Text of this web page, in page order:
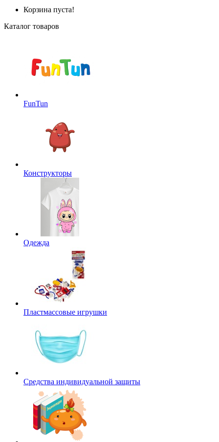
Корзина пуста!
Каталог товаров
FunTun
Конструкторы
Одежда
Пластмассовые игрушки
Средства индивидуальной защиты